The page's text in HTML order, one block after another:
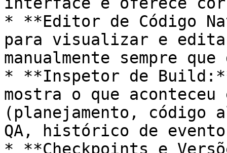
* **Editor de Código
para visualizar e
manualmente sempre
* **Inspetor de
mostra o que aconteceu
(planejamento, código
QA, histórico de
* **Checkpoints e